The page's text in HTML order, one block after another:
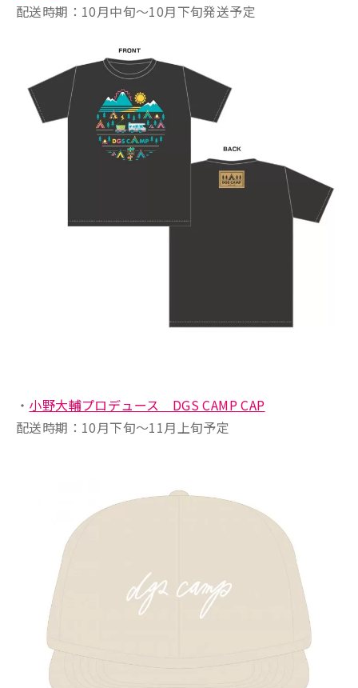
配送時期：10月中旬〜10月下旬発送予定
・ 小野大輔プロデュース DGS CAMP CAP
配送時期：10月下旬〜11月上旬予定